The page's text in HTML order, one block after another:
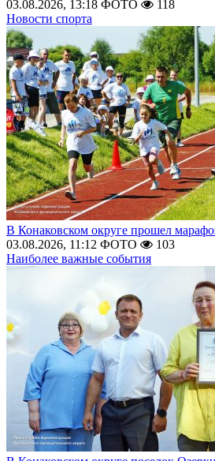
03.08.2026, 13:18 ФОТО
118
Новости спорта
В Конаковском округе прошел
03.08.2026, 11:12 ФОТО
103
Наиболее важные события